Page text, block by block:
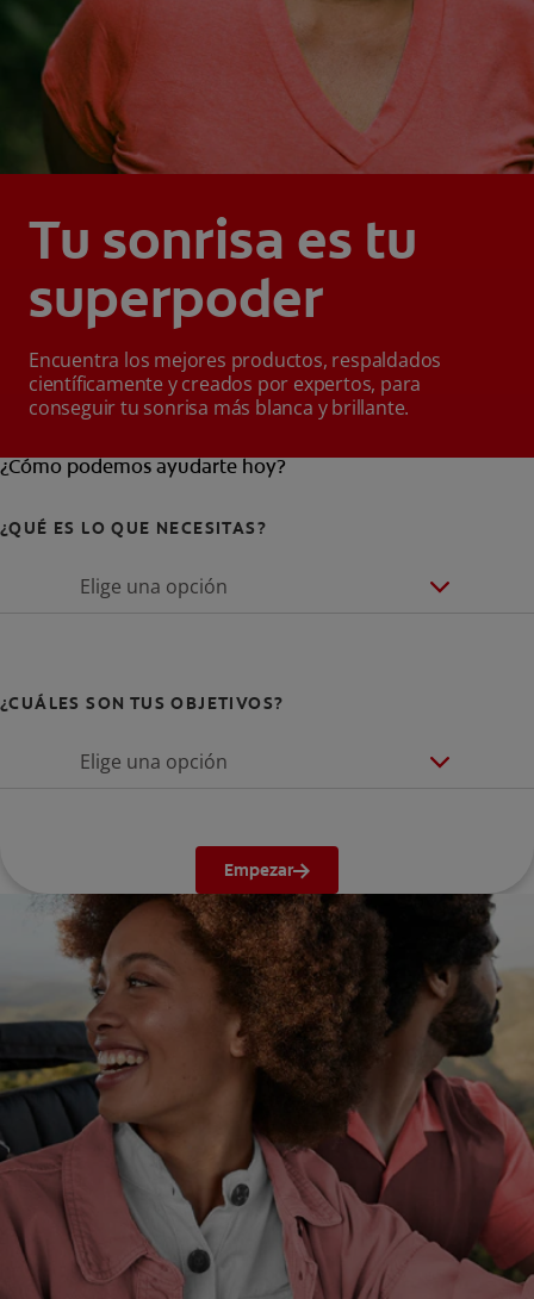
Tu sonrisa es tu
superpoder
Encuentra los mejores productos, respaldados
científicamente y creados por expertos, para
conseguir tu sonrisa más blanca y brillante.
¿Cómo podemos ayudarte hoy?
¿QUÉ ES LO QUE NECESITAS?
Elige una opción
¿CUÁLES SON TUS OBJETIVOS?
Elige una opción
Empezar